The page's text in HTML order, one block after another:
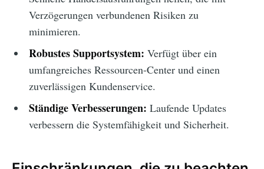
Verzögerungen verbundenen Risiken zu
minimieren.
Robustes Supportsystem: Verfügt über ein
umfangreiches Ressourcen-Center und einen
zuverlässigen Kundenservice.
Ständige Verbesserungen: Laufende Updates
verbessern die Systemfähigkeit und Sicherheit.